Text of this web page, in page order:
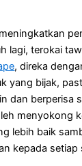
lagi, terokai
, direka
yang bijak,
dan berperisa
menyokong
lebih baik
kepada setiap